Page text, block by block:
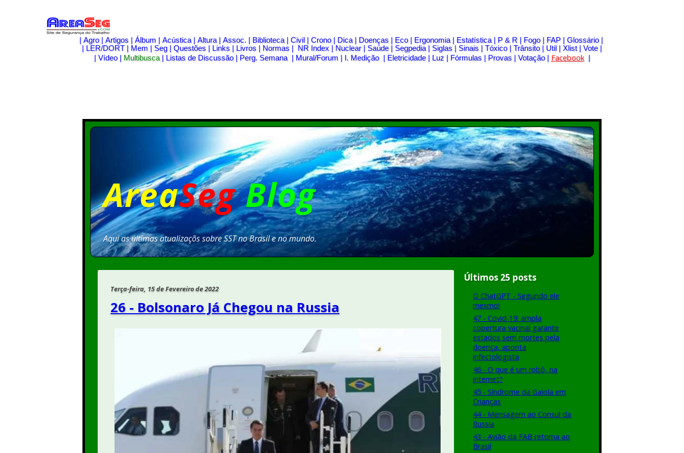
Agro| Artigos Álbum Acústica| Altura| Assoc. Biblioteca| Civil Crono| Dica| Doenças Eco| Ergonomia| Estatística| P & R Fogo| FAP| Glossário|
LER/DORT Mem Seg Questões Links Livros Normas NR Index Nuclear Saúde Segpedia Siglas Sinais Tóxico Trânsito Util Xlist Vote
Vídeo| Multibusca| Listas de Discussão| Perg. Semana Mural/Forum I. Medição| Eletricidade| Luz Fórmulas Provas Votação| Facebook|
AreaSeg Blog
Aqui as últimas atualizaçõs sobre SST no Brasil e no mundo.
Terça-feira, 15 de Fevereiro de 2022
26 - Bolsonaro Já Chegou na Russia
Últimos 25 posts
O ChatGPT - Segundo ele
mesmo!
47 - Covid-19: ampla
cobertura vacinal garante
estados sem mortes pela
doença, aponta
infectologista
46 - O que é um robô, na
internet?
45 - Síndrome da Gaiola em
Crianças
44 - Mensagem ao Consul da
Russia
43 - Avião da FAB retorna ao
Brasil